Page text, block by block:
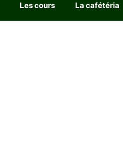
Les cours La cafétéria